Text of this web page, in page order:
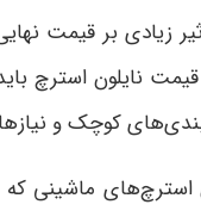
زیادی بر قیمت
نایلون استرچ
کوچک و
استرچ‌های ماشینی